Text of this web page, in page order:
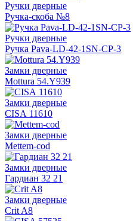
Ручки дверные
Ручка-скоба №8
Ручки дверные
Ручка Pava-LD-42-1SN-CP-3
Замки дверные
Mottura 54.Y939
Замки дверные
CISA 11610
Замки дверные
Mettem-cod
Замки дверные
Гардиан 32 21
Замки дверные
Crit A8